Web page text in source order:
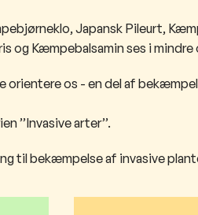
Japansk Pileurt,
og Kæmpebalsamin ses i mindre
orientere os - en del af
’’Invasive arter’’.
til bekæmpelse af invasive